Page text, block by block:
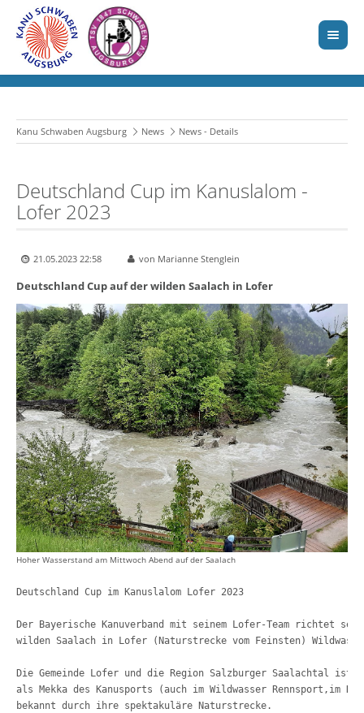
Kanu Schwaben Augsburg News News - Details
Deutschland Cup im Kanuslalom -
Lofer 2023
21.05.2023 22:58 von Marianne Stenglein
Deutschland Cup auf der wilden Saalach in Lofer
Hoher Wasserstand am Mittwoch Abend auf der Saalach
Deutschland Cup im Kanuslalom Lofer 2023
Der Bayerische Kanuverband mit seinem Lofer-Team richtet
wilden Saalach in Lofer (Naturstrecke vom Feinsten)
Die Gemeinde Lofer und die Region Salzburger Saalachtal ist
als Mekka des Kanusports (auch im Wildwasser Rennsport,im
bekannt durch ihre spektakuläre Naturstrecke.